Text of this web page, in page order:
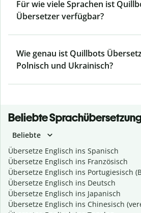
Für wie viele Sprachen ist
Übersetzer verfügbar?
Wie genau ist Quillbots
Polnisch und Ukrainisch?
Beliebte
Beliebte
Übersetze Englisch ins Spanisch
Übersetze Englisch ins Französisch
Übersetze Englisch ins Portugiesisch
Übersetze Englisch ins Deutsch
Übersetze Englisch ins Japanisch
Übersetze Englisch ins Chinesisch